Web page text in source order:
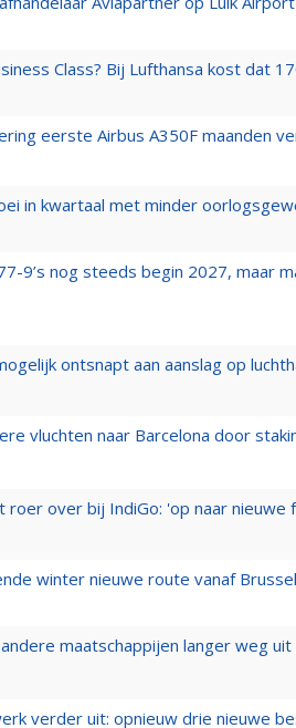
Class? Bij Lufthansa kost dat
eerste Airbus A350F maanden
in kwartaal met minder
9’s nog steeds begin 2027, maar
ontsnapt aan aanslag op
vluchten naar Barcelona door
roer over bij IndiGo: 'op naar nieuwe
winter nieuwe route vanaf
maatschappijen langer weg
verder uit: opnieuw drie nieuwe